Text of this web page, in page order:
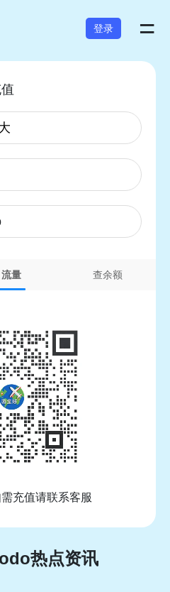
登录 =
流量 查余额
充值请联系客服
热点资讯